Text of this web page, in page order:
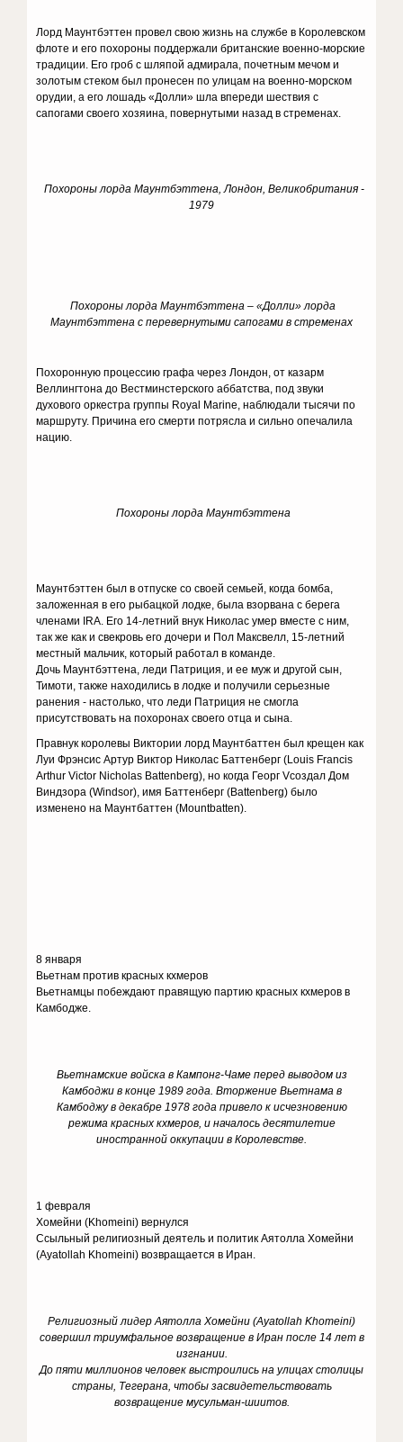
Лорд Маунтбэттен провел свою жизнь на службе в Королевском
флоте и его похороны поддержали британские военно-морские
традиции. Его гроб с шляпой адмирала, почетным мечом и
золотым стеком был пронесен по улицам на военно-морском
орудии, а его лошадь «Долли» шла впереди шествия с
сапогами своего хозяина, повернутыми назад в стременах.
Похороны лорда Маунтбэттена, Лондон, Великобритания -
1979
Похороны лорда Маунтбэттена – «Долли» лорда
Маунтбэттена с перевернутыми сапогами в стременах
Похоронную процессию графа через Лондон, от казарм
Веллингтона до Вестминстерского аббатства, под звуки
духового оркестра группы Royal Marine, наблюдали тысячи по
маршруту. Причина его смерти потрясла и сильно опечалила
нацию.
Похороны лорда Маунтбэттена
Маунтбэттен был в отпуске со своей семьей, когда бомба,
заложенная в его рыбацкой лодке, была взорвана с берега
членами IRA. Его 14-летний внук Николас умер вместе с ним,
так же как и свекровь его дочери и Пол Максвелл, 15-летний
местный мальчик, который работал в команде.
Дочь Маунтбэттена, леди Патриция, и ее муж и другой сын,
Тимоти, также находились в лодке и получили серьезные
ранения - настолько, что леди Патриция не смогла
присутствовать на похоронах своего отца и сына.
Правнук королевы Виктории лорд Маунтбаттен был крещен как
Луи Фрэнсис Артур Виктор Николас Баттенберг (Louis Francis
Arthur Victor Nicholas Battenberg), но когда Георг Vсоздал Дом
Виндзора (Windsor), имя Баттенберг (Battenberg) было
изменено на Маунтбаттен (Mountbatten).
8 января
Вьетнам против красных кхмеров
Вьетнамцы побеждают правящую партию красных кхмеров в
Камбодже.
Вьетнамские войска в Кампонг-Чаме перед выводом из
Камбоджи в конце 1989 года. Вторжение Вьетнама в
Камбоджу в декабре 1978 года привело к исчезновению
режима красных кхмеров, и началось десятилетие
иностранной оккупации в Королевстве.
1 февраля
Хомейни (Khomeini) вернулся
Ссыльный религиозный деятель и политик Аятолла Хомейни
(Ayatollah Khomeini) возвращается в Иран.
Религиозный лидер Аятолла Хомейни (Ayatollah Khomeini)
совершил триумфальное возвращение в Иран после 14 лет в
изгнании.
До пяти миллионов человек выстроились на улицах столицы
страны, Тегерана, чтобы засвидетельствовать
возвращение мусульман-шиитов.